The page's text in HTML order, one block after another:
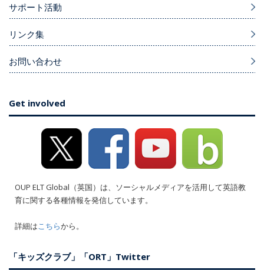
サポート活動
リンク集
お問い合わせ
Get involved
OUP ELT Global（英国）は、ソーシャルメディアを活用して英語教
育に関する各種情報を発信しています。
詳細はこちらから。
「キッズクラブ」「ORT」Twitter